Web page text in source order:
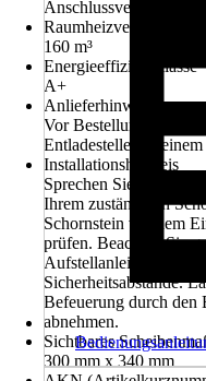
Anschlussverrohrung,
Raumheizvermögen
160 m³
Energieeffizienzklasse
A+
Anlieferhinweis
Vor Bestellung muss
Entladestelle mit
Installationshinweis
Sprechen Sie vor dem
Ihrem zuständigen
Schornstein vor dem
prüfen. Beachten Sie
Aufstellanleitungen
Sicherheitsabstände.
Befeuerung durch den
abnehmen.
Sichtbares
300 mm x 340 mm